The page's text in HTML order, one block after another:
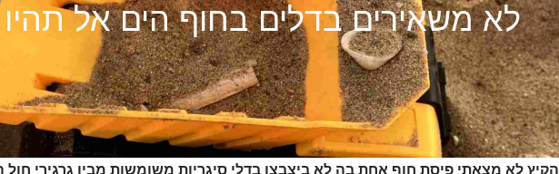
לא משאירים בדלים בחוף הים אל תהיו
הקיץ לא מצאתי פיסת חוף אחת בה לא ביצבצו בדלי סיגריות משומשות מבין גרגירי חול